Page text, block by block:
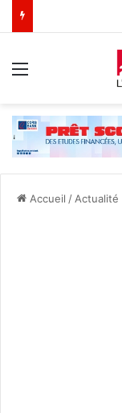
Accueil / Actualité